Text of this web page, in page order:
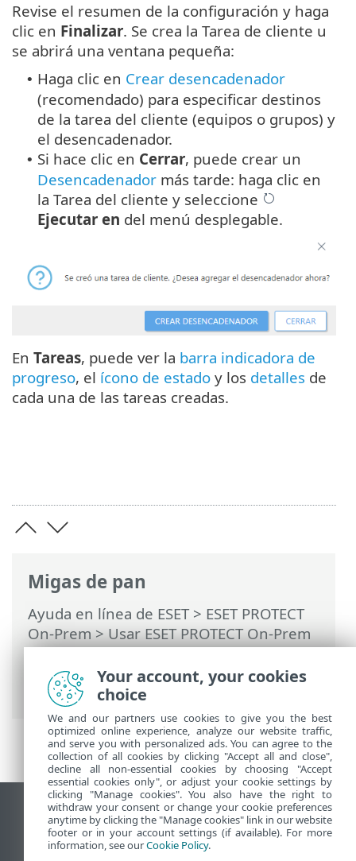
Migas de pan
Ayuda en línea de ESET> ESET PROTECT
On-Prem>Usar ESET PROTECT On-Prem
>ESET PROTECT On-Prem Menú principal
Tareas >Tareas de clientes> Activación
del módulo
Revise el resumen de la configuración y haga
clic en Finalizar. Se crea la Tarea de cliente u
se abrirá una ventana pequeña:
• Haga clic en Crear desencadenador
(recomendado) para especificar destinos
de la tarea del cliente (equipos o grupos) y
el desencadenador.
• Si hace clic en Cerrar, puede crear un
Desencadenador más tarde: haga clic en
la Tarea del cliente y seleccione
Ejecutar en del menú desplegable.
En Tareas, puede ver la barra indicadora de
progreso, el ícono de estado y los detalles de
cada una de las tareas creadas.
Ver sitio del escritorio
End of Life
Base de conocimiento de ESET
Your account, your cookies
choice
We and our partners use cookies to give you the best
optimized online experience, analyze our website traffic,
and serve you with personalized ads. You can agree to the
collection of all cookies by clicking "Accept all and close",
decline all non-essential cookies by choosing "Accept
essential cookies only", or adjust your cookie settings by
clicking "Manage cookies". You also have the right to
withdraw your consent or change your cookie preferences
anytime by clicking the "Manage cookies" link in our website
footer or in your account settings (if available). For more
information, see ourCookie Policy.